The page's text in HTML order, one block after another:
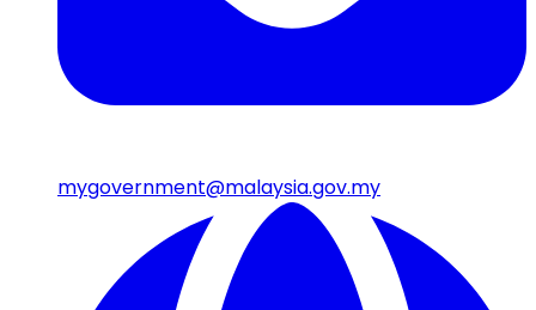
mygovernment@malaysia.gov.my